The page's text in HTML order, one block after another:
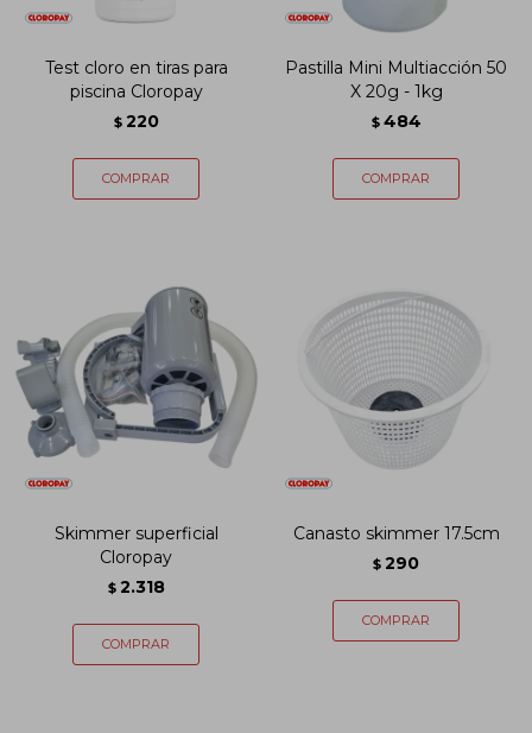
Test cloro en tiras para
piscina Cloropay
$ 220
Pastilla Mini Multiacción 50
X 20g - 1kg
$ 484
Skimmer superficial
Cloropay
$ 2.318
Canasto skimmer 17.5cm
$ 290